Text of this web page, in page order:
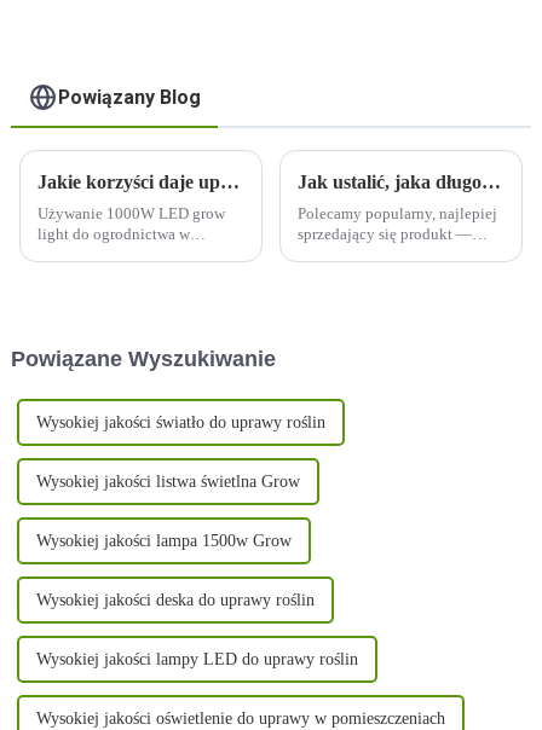
Powiązany Blog
Jakie korzyści daje uprawa roślin w pomieszczeniach przy użyciu lampy LED o mocy 1000 W?
Używanie 1000W LED grow
light do ogrodnictwa w
Jak ustalić, jaka długość fali światła jest niezbędna do wzrostu rośliny?
Polecamy popularny, najlepiej
sprzedający się produkt —
ponad 30% kosztów wysyłki,
UV/IR...
Powiązane Wyszukiwanie
Wysokiej jakości światło do uprawy roślin
Wysokiej jakości listwa świetlna Grow
Wysokiej jakości lampa 1500w Grow
Wysokiej jakości deska do uprawy roślin
Wysokiej jakości lampy LED do uprawy roślin
Wysokiej jakości oświetlenie do uprawy w pomieszczeniach